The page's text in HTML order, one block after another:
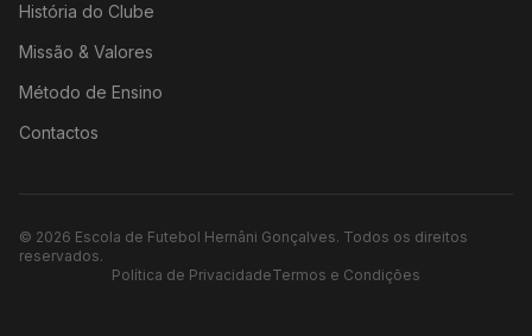
História do Clube
Missão & Valores
Método de Ensino
Contactos
© 2026 Escola de Futebol Hernâni Gonçalves. Todos os direitos
reservados.
Política de PrivacidadeTermos e Condições